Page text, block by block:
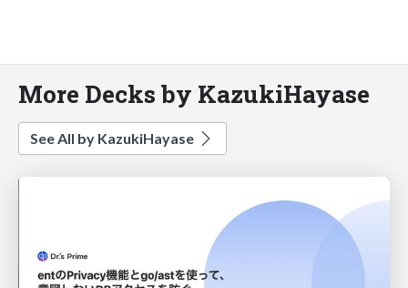
More Decks by KazukiHayase
See All by KazukiHayase